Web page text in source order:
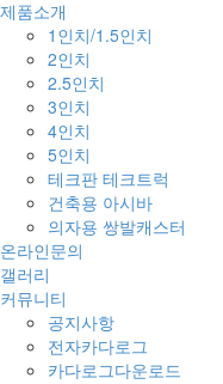
제품소개
1인치/1.5인치
2인치
2.5인치
3인치
4인치
5인치
테크판 테크트럭
건축용 아시바
의자용 쌍발캐스터
온라인문의
갤러리
커뮤니티
공지사항
전자카다로그
카다로그다운로드